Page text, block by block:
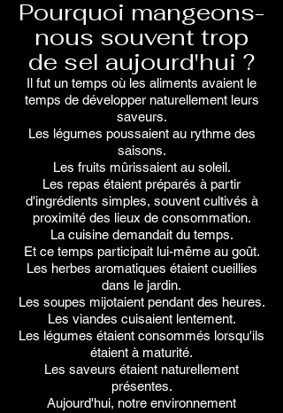
Pourquoi mangeons-
nous souvent trop
de sel aujourd'hui ?
Il fut un temps où les aliments avaient le
temps de développer naturellement leurs
saveurs.
Les légumes poussaient au rythme des
saisons.
Les fruits mûrissaient au soleil.
Les repas étaient préparés à partir
d'ingrédients simples, souvent cultivés à
proximité des lieux de consommation.
La cuisine demandait du temps.
Et ce temps participait lui-même au goût.
Les herbes aromatiques étaient cueillies
dans le jardin.
Les soupes mijotaient pendant des heures.
Les viandes cuisaient lentement.
Les légumes étaient consommés lorsqu'ils
étaient à maturité.
Les saveurs étaient naturellement
présentes.
Aujourd'hui, notre environnement